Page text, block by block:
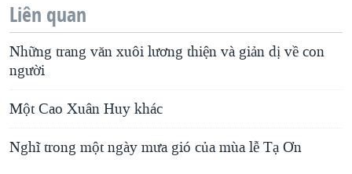
Liên quan
Những trang văn xuôi lương thiện và giản dị về con
người
Một Cao Xuân Huy khác
Nghĩ trong một ngày mưa gió của mùa lễ Tạ Ơn